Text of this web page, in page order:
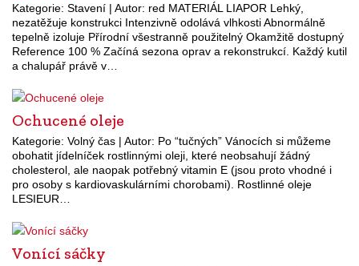
Kategorie: Stavení | Autor: red MATERIÁL LIAPOR Lehký,
nezatěžuje konstrukci Intenzivně odolává vlhkosti Abnormálně
tepelně izoluje Přírodní všestranně použitelný Okamžitě dostupný
Reference 100 % Začíná sezona oprav a rekonstrukcí. Každý kutil
a chalupář právě v…
Ochucené oleje
Kategorie: Volný čas | Autor: Po “tučných” Vánocích si můžeme
obohatit jídelníček rostlinnými oleji, které neobsahují žádný
cholesterol, ale naopak potřebný vitamin E (jsou proto vhodné i
pro osoby s kardiovaskulárními chorobami). Rostlinné oleje
LESIEUR…
Vonící sáčky